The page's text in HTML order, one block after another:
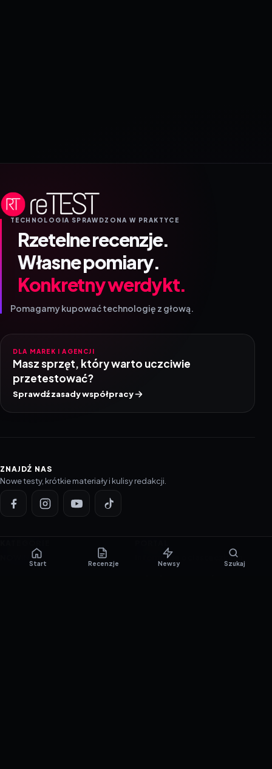
TECHNOLOGIA SPRAWDZONA W PRAKTYCE
Rzetelne recenzje.
Własne pomiary.
Konkretny werdykt.
Pomagamy kupować technologię z głową.
DLA MAREK I AGENCJI
Masz sprzęt, który warto uczciwie
przetestować?
Sprawdź zasady współpracy
ZNAJDŹ NAS
Nowe testy, krótkie materiały i kulisy redakcji.
NOWINKI Informacje o ciasteczkach
Start Recenzje Newsy Szukaj